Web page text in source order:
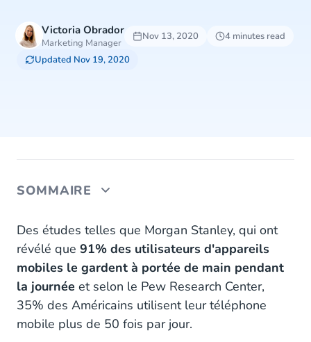
Victoria Obrador
Marketing Manager
Nov 13, 2020
4 minutes read
Updated Nov 19, 2020
SOMMAIRE
Puis-je faire des actions marketing WhatsApp?
Pourquoi est-ce que je reçois des campagnes
marketing sur WhatsApp par des entreprises et
non des particuliers ?
Si votre client accepte de communiquer avec vous
et de recevoir vos offres via WhatsApp?
Des études telles que Morgan Stanley, qui ont
révélé que 91% des utilisateurs d'appareils
mobiles le gardent à portée de main pendant
la journée et selon le Pew Research Center,
35% des Américains utilisent leur téléphone
mobile plus de 50 fois par jour.